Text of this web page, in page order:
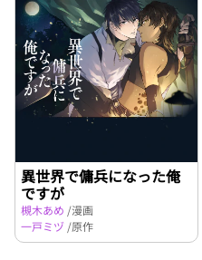
異世界で傭兵になった俺
ですが
槻木あめ /漫画
一戸ミヅ /原作